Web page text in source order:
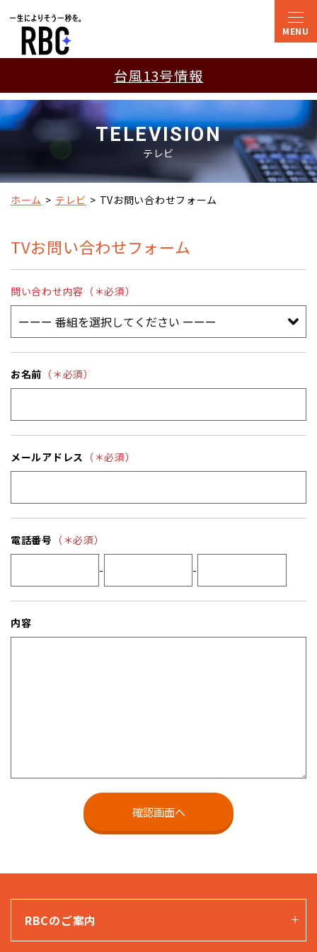
台風13号情報
TELEVISION
テレビ
ホーム テレビ TVお問い合わせフォーム
TVお問い合わせフォーム
問い合わせ内容（＊必須）
お名前 （＊必須）
メールアドレス （＊必須）
電話番号 （＊必須）
- -
内容
RBCのご案内